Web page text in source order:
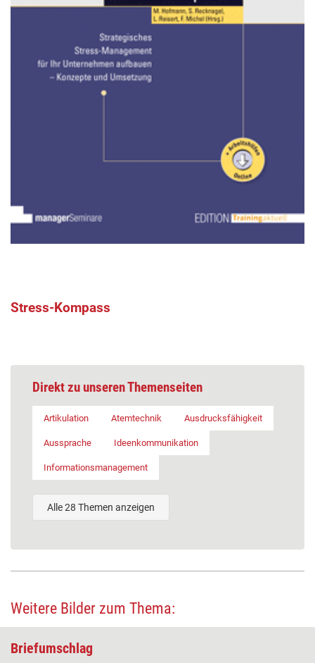
Stress-Kompass
Direkt zu unseren Themenseiten
Artikulation Atemtechnik Ausdrucksfähigkeit
Aussprache Ideenkommunikation
Informationsmanagement
Alle 28 Themen anzeigen
Weitere Bilder zum Thema:
Briefumschlag